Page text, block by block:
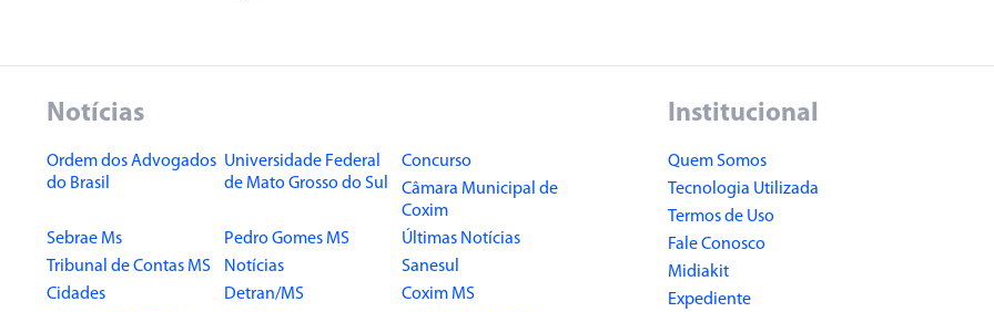
Notícias
Ordem dos Advogados
do Brasil
Universidade Federal
de Mato Grosso do Sul
Concurso
Câmara Municipal de
Coxim
Sebrae Ms
Pedro Gomes MS
Últimas Notícias
Tribunal de Contas MS
Notícias
Sanesul
Cidades
Detran/MS
Coxim MS
Institucional
Quem Somos
Tecnologia Utilizada
Termos de Uso
Fale Conosco
Midiakit
Expediente